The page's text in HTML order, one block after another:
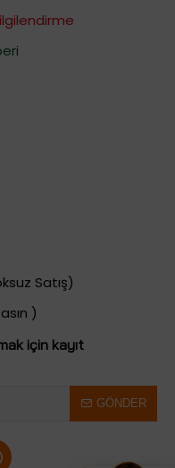
Satış)
)
için kayıt
GÖNDER